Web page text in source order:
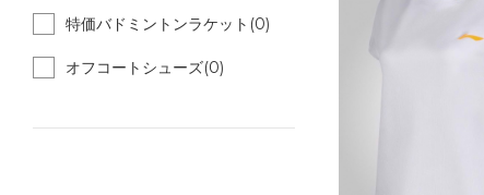
特価バドミントンラケット(0)
オフコートシューズ(0)